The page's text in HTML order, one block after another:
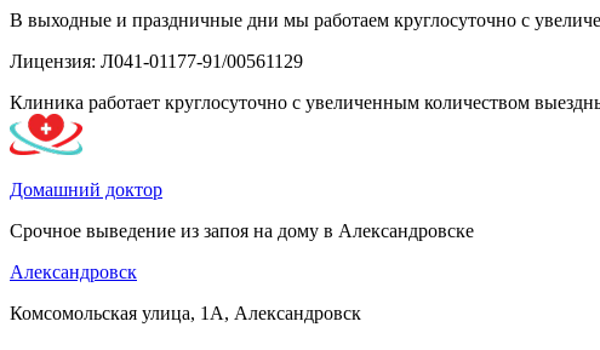
В выходные и праздничные дни мы работаем круглосуточно с
Лицензия: Л041-01177-91/00561129
Клиника работает круглосуточно с увеличенным количеством
Домашний доктор
Срочное выведение из запоя на дому в Александровске
Александровск
Комсомольская улица, 1А, Александровск